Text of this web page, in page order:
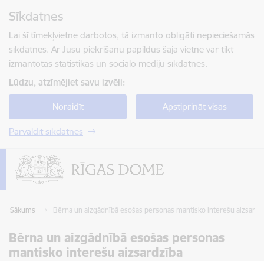
Sīkdatnes
Lai šī tīmekļvietne darbotos, tā izmanto obligāti nepieciešamās
sīkdatnes. Ar Jūsu piekrišanu papildus šajā vietnē var tikt
izmantotas statistikas un sociālo mediju sīkdatnes.
Lūdzu, atzīmējiet savu izvēli:
Noraidīt Apstiprināt visas
Pārvaldīt sīkdatnes
Sākums Bērna un aizgādnībā esošas personas mantisko interešu
Bērna un aizgādnībā esošas personas
mantisko interešu aizsardzība